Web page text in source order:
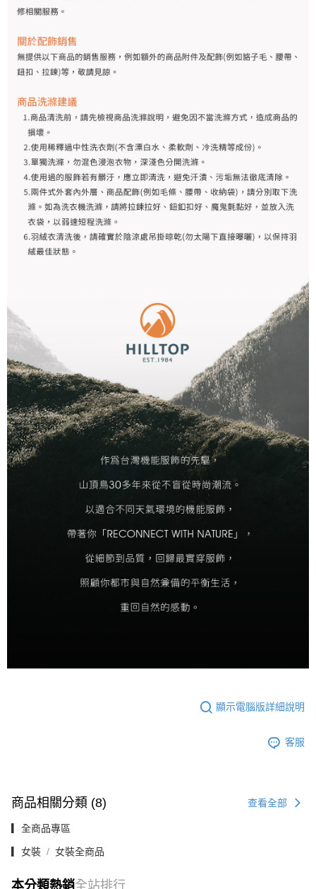
顯示電腦版詳細說明
客服
商品相關分類 (8) 查看全部
▎全商品專區
▎女裝 女裝全商品
本分類熱銷全站排行